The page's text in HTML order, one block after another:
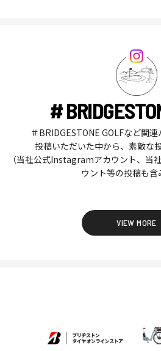
#
＃BRIDGESTONE GOLFなど関
投稿いただいた中から、素敵な
（当社公式Instagramアカウント、当
ウント等の投稿も含
VIEW MORE